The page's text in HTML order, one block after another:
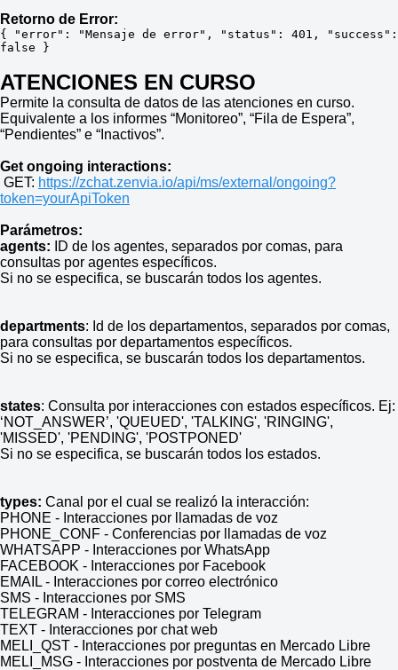
Retorno de Error:
{ "error": "Mensaje de error", "status": 401, "success":
false }
ATENCIONES EN CURSO
Permite la consulta de datos de las atenciones en curso.
Equivalente a los informes “Monitoreo”, “Fila de Espera”,
“Pendientes” e “Inactivos”.
Get ongoing interactions:
GET: https://zchat.zenvia.io/api/ms/external/ongoing?
token=yourApiToken
Parámetros:
agents:
ID de los agentes, separados por comas, para
consultas por agentes específicos.
Si no se especifica, se buscarán todos los agentes.
departments: Id de los departamentos, separados por comas,
para consultas por departamentos específicos.
Si no se especifica, se buscarán todos los departamentos.
states: Consulta por interacciones con estados específicos. Ej:
‘NOT_ANSWER’, 'QUEUED', 'TALKING', 'RINGING',
'MISSED', 'PENDING', 'POSTPONED'
Si no se especifica, se buscarán todos los estados.
types: Canal por el cual se realizó la interacción:
PHONE - Interacciones por llamadas de voz
PHONE_CONF - Conferencias por llamadas de voz
WHATSAPP - Interacciones por WhatsApp
FACEBOOK - Interacciones por Facebook
EMAIL - Interacciones por correo electrónico
SMS - Interacciones por SMS
TELEGRAM - Interacciones por Telegram
TEXT - Interacciones por chat web
MELI_QST - Interacciones por preguntas en Mercado Libre
MELI_MSG - Interacciones por postventa de Mercado Libre